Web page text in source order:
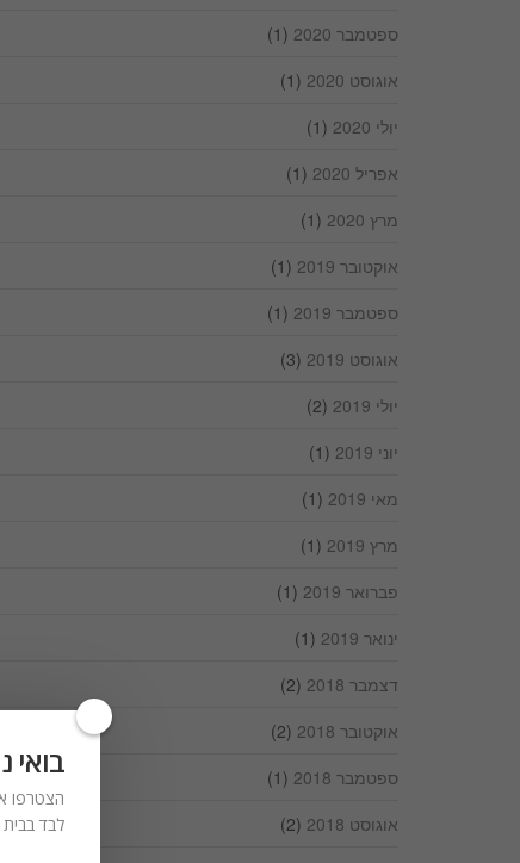
ספטמבר 2020
(1)
אוגוסט 2020
(1)
יולי 2020
(1)
אפריל 2020
(1)
מרץ 2020
(1)
אוקטובר 2019
(1)
ספטמבר 2019
(1)
אוגוסט 2019
(3)
יולי 2019
(2)
יוני 2019
(1)
מאי 2019
(1)
מרץ 2019
(1)
פברואר 2019
(1)
ינואר 2019
(1)
דצמבר 2018
(2)
אוקטובר 2018
(2)
ספטמבר 2018
(1)
אוגוסט 2018
(2)
בואי
הצטרפו
לבד בבית